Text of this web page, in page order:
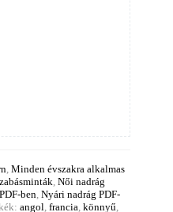
Minden évszakra alkalmas
Női nadrág
ben Nyári nadrág PDF-
angol francia könnyű